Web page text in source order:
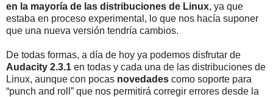
en la mayoría de las distribuciones de Linux, ya que
estaba en proceso experimental, lo que nos hacía suponer
que una nueva versión tendría cambios.
De todas formas, a día de hoy ya podemos disfrutar de
Audacity 2.3.1 en todas y cada una de las distribuciones de
Linux, aunque con pocas novedades como soporte para
“punch and roll” que nos permitirá corregir errores desde la